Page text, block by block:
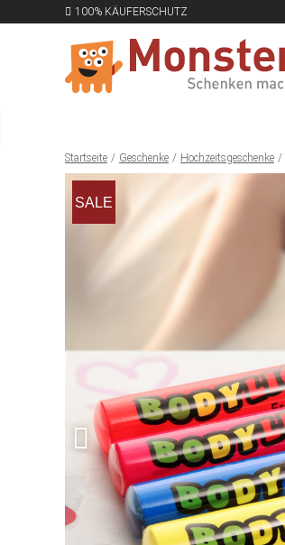
100% KÄUFERSCHUTZ
Startseite Geschenke Hochzeitsgeschenke
SALE